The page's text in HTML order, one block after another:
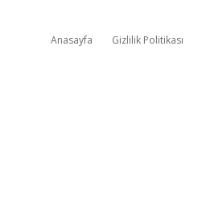
Anasayfa Gizlilik Politikası